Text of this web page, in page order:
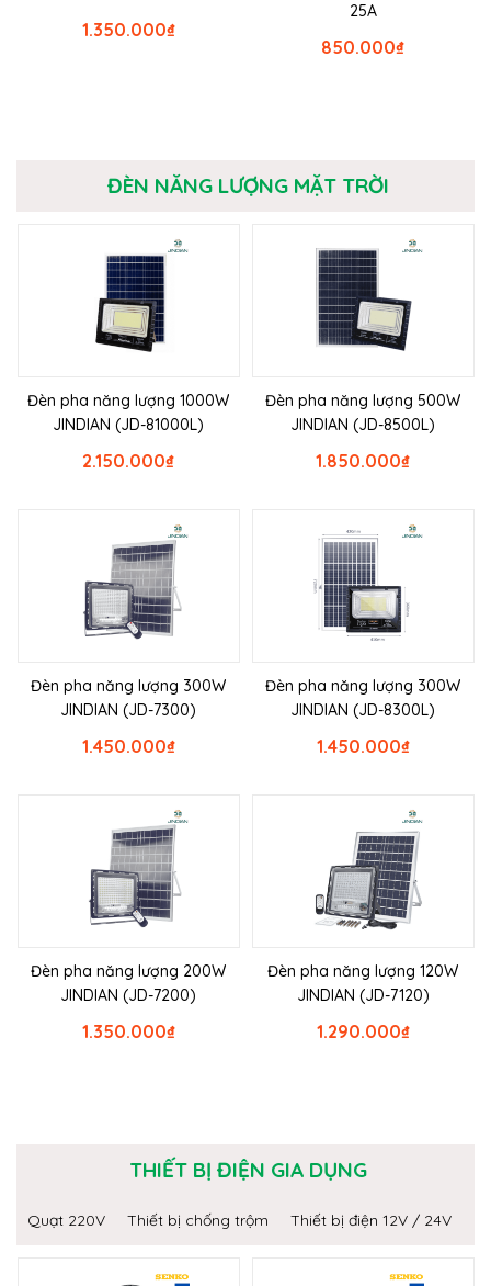
₫
1.350.000
25A
₫
850.000
ĐÈN NĂNG LƯỢNG MẶT TRỜI
Đèn pha năng lượng 1000W
JINDIAN (JD-81000L)
₫
2.150.000
Đèn pha năng lượng 500W
JINDIAN (JD-8500L)
₫
1.850.000
Đèn pha năng lượng 300W
JINDIAN (JD-7300)
₫
1.450.000
Đèn pha năng lượng 300W
JINDIAN (JD-8300L)
₫
1.450.000
Đèn pha năng lượng 200W
JINDIAN (JD-7200)
₫
1.350.000
Đèn pha năng lượng 120W
JINDIAN (JD-7120)
₫
1.290.000
THIẾT BỊ ĐIỆN GIA DỤNG
Quạt 220V Thiết bị chống trộm Thiết bị điện 12V / 24V